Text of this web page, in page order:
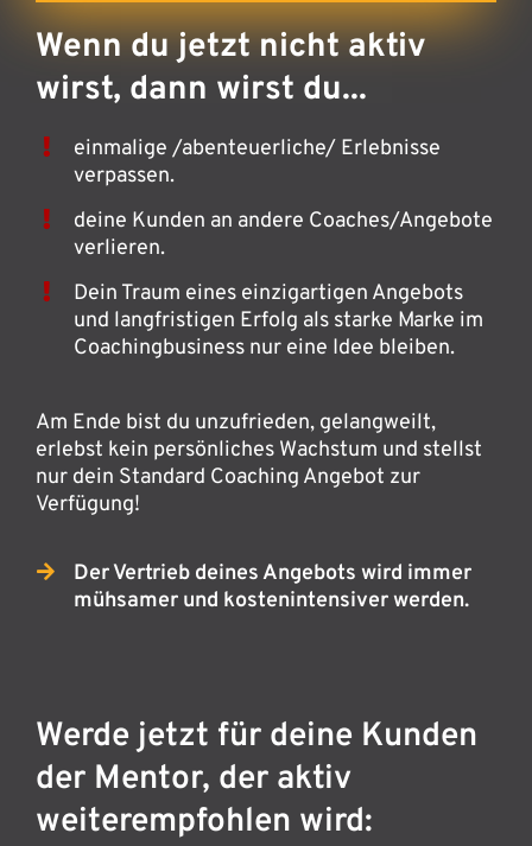
Wenn du jetzt nicht aktiv
wirst, dann wirst du...
einmalige /abenteuerliche/ Erlebnisse
verpassen.
deine Kunden an andere Coaches/Angebote
verlieren.
Dein Traum eines einzigartigen Angebots
und langfristigen Erfolg als starke Marke im
Coachingbusiness nur eine Idee bleiben.
Am Ende bist du unzufrieden, gelangweilt,
erlebst kein persönliches Wachstum und stellst
nur dein Standard Coaching Angebot zur
Verfügung!
Der Vertrieb deines Angebots wird immer
mühsamer und kostenintensiver werden.
Werde jetzt für deine Kunden
der Mentor, der aktiv
weiterempfohlen wird: